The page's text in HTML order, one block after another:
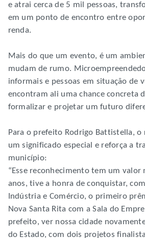
e atrai cerca de 5 mil pessoas,
em um ponto de encontro entre
renda.
Mais do que um evento, é um
mudam de rumo.
informais e pessoas em situação de
encontram ali uma chance concreta
formalizar e projetar um futuro
Para o prefeito Rodrigo Battistella,
um significado especial e reforça a
município:
“Esse reconhecimento tem um
anos, tive a honra de conquistar,
Indústria e Comércio, o primeiro
Nova Santa Rita com a Sala do
prefeito, ver nossa cidade
do Estado, com dois projetos